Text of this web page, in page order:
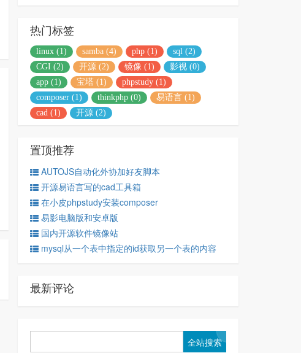
热门标签
linux (1) samba (4) php (1)
sql (2)
CGI (2)
开源 (2) 镜像 (1)
影视 (0)
app (1)
宝塔 (1)
phpstudy (1)
composer (1)
thinkphp (0)
易语言 (1)
cad (1)
开源 (2)
置顶推荐
AUTOJS自动化外协加好友脚本
开源易语言写的cad工具箱
在小皮phpstudy安装composer
易影电脑版和安卓版
国内开源软件镜像站
mysql从一个表中指定的id获取另一个表的内容
最新评论